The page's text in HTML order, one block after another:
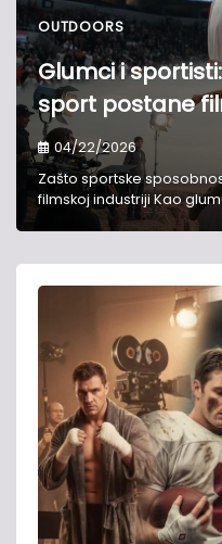
OUTDOORS
Glumci i
sport postane
04/22/2026
Zašto sportske
filmskoj industriji Kao